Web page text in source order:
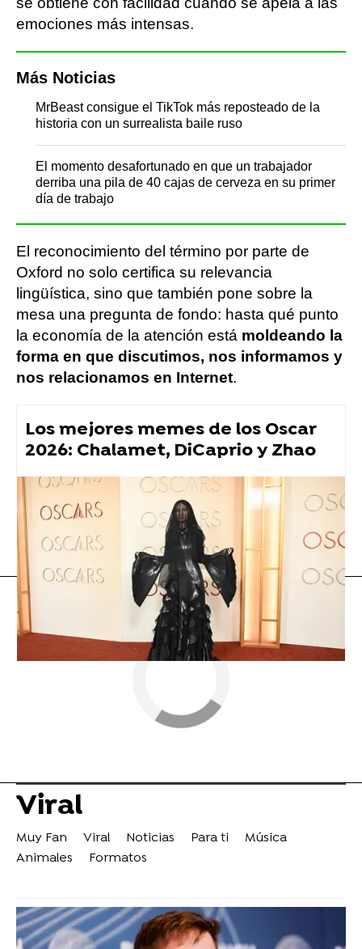
emociones más intensas.
Más Noticias
MrBeast consigue el TikTok más reposteado de la
historia con un surrealista baile ruso
El momento desafortunado en que un trabajador
derriba una pila de 40 cajas de cerveza en su primer
día de trabajo
El reconocimiento del término por parte de
Oxford no solo certifica su relevancia
lingüística, sino que también pone sobre la
mesa una pregunta de fondo: hasta qué punto
la economía de la atención está moldeando la
forma en que discutimos, nos informamos y
nos relacionamos en Internet.
Los mejores memes de los Oscar
2026: Chalamet, DiCaprio y Zhao
Curiosidad tuit viral
Flooxer Now
Viral
Muy Fan Viral Noticias Para ti
Música
Animales
Formatos